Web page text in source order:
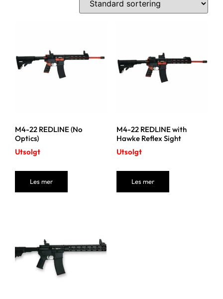
M4-22 REDLINE (No
Optics)
Utsolgt
Les mer
M4-22 REDLINE with
Hawke Reflex Sight
Utsolgt
Les mer